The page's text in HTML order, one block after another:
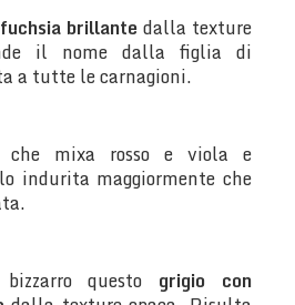
fuchsia brillantedalla texture
il nome dalla figlia di
a tutte le carnagioni.
mixa rosso e viola e
indurita maggiormente che
questo grigio con